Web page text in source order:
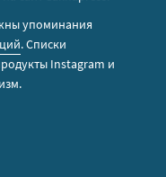
упоминания
. Списки
Instagram и